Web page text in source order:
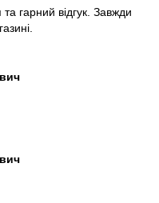
гарний відгук. Завжди